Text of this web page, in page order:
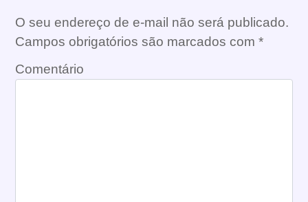
O seu endereço de e-mail não será publicado.
Campos obrigatórios são marcados com *
Comentário